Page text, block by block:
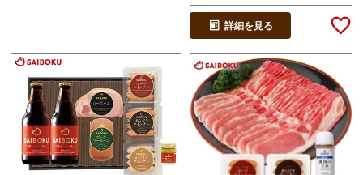
詳細を見る